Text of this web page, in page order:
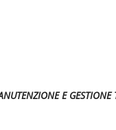
E GESTIONE